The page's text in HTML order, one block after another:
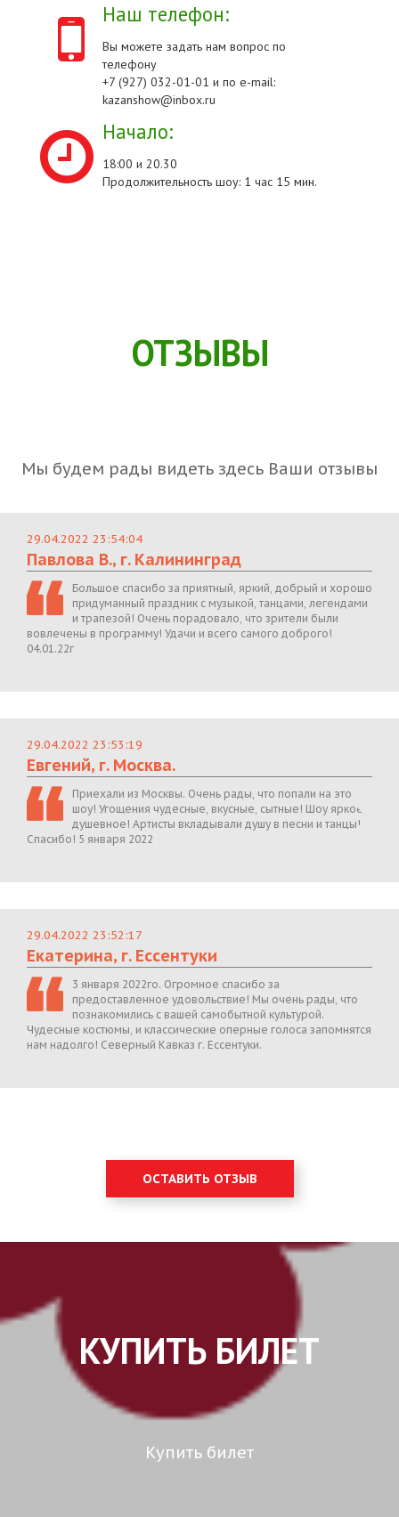
Наш телефон:
Вы можете задать нам вопрос по
телефону
+7 (927) 032-01-01 и по e-mail:
kazanshow@inbox.ru
Начало:
18:00 и 20.30
Продолжительность шоу: 1 час 15 мин.
ОТЗЫВЫ
Мы будем рады видеть здесь Ваши отзывы
29.04.2022 23:54:04
Павлова В., г. Калининград
Большое спасибо за приятный, яркий, добрый и хорошо
придуманный праздник с музыкой, танцами, легендами
и трапезой! Очень порадовало, что зрители были
вовлечены в программу! Удачи и всего самого доброго!
04.01.22г
29.04.2022 23:53:19
Евгений, г. Москва.
Приехали из Москвы. Очень рады, что попали на это
шоу! Угощения чудесные, вкусные, сытные! Шоу яркое,
душевное! Артисты вкладывали душу в песни и танцы!
Спасибо! 5 января 2022
29.04.2022 23:52:17
Екатерина, г. Ессентуки
3 января 2022го. Огромное спасибо за
предоставленное удовольствие! Мы очень рады, что
познакомились с вашей самобытной культурой.
Чудесные костюмы, и классические оперные голоса запомнятся
нам надолго! Северный Кавказ г. Ессентуки.
ОСТАВИТЬ ОТЗЫВ
КУПИТЬ БИЛЕТ
Купить билет